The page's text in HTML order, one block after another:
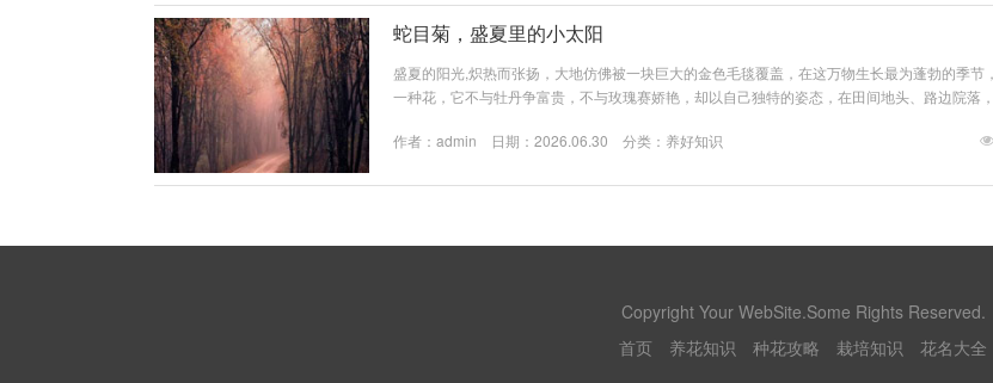
特的生长习性，也赋予了石蒜“无情”与“...
蛇目菊，盛夏里的小太阳
盛夏的阳光,炽热而张扬，大地仿佛被一块巨大的金色毛毯覆盖，在这万物生长最为蓬勃的季节
一种花，它不与牡丹争富贵，不与玫瑰赛娇艳，却以自己独特的姿态，在田间地头、路边院落
瓣细长，呈明亮的黄色或橙黄色，层层叠叠围绕着中间深褐色的管状花，那深褐色的花心，宛如
阳”，虽不似向日葵那般硕大醒目，却...
作者： admin 日期：2026.06.30 分类： 养好知识
Copyright Your WebSite.Some Rights Reserved.
首页
养花知识 种花攻略 栽培知识 花名大全